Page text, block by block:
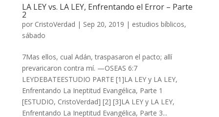
LA LEY vs. LA LEY, Enfrentando el Error – Parte
2
por CristoVerdad | Sep 20, 2019 | estudios bíblicos,
sábado
7Mas ellos, cual Adán, traspasaron el pacto; allí
prevaricaron contra mí. —OSEAS 6:7
LEYDEBATEESTUDIO PARTE [1]LA LEY y LA LEY,
Enfrentando La Ineptitud Evangélica, Parte 1
[ESTUDIO, CristoVerdad] [2] [3]LA LEY y LA LEY,
Enfrentando La Ineptitud Evangélica, Parte 3...